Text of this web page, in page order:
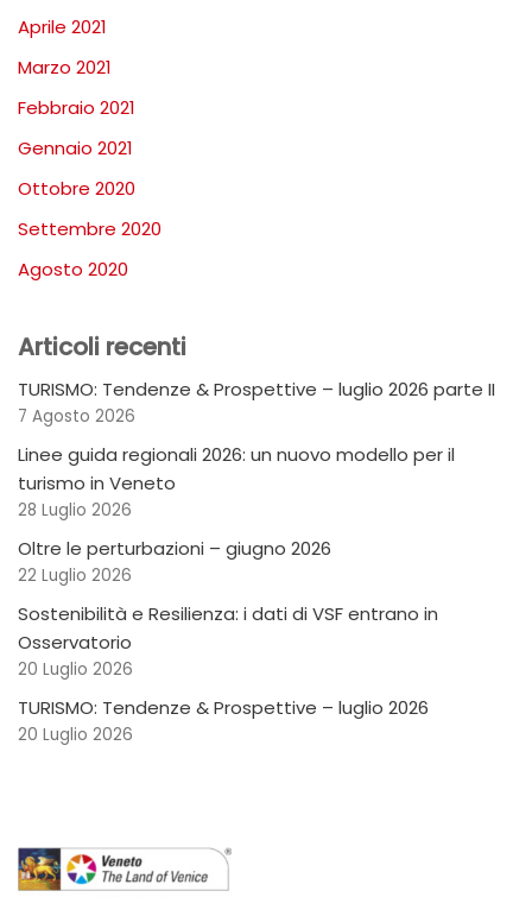
Aprile 2021
Marzo 2021
Febbraio 2021
Gennaio 2021
Ottobre 2020
Settembre 2020
Agosto 2020
Articoli recenti
TURISMO: Tendenze & Prospettive – luglio 2026 parte II
7 Agosto 2026
Linee guida regionali 2026: un nuovo modello per il
turismo in Veneto
28 Luglio 2026
Oltre le perturbazioni – giugno 2026
22 Luglio 2026
Sostenibilità e Resilienza: i dati di VSF entrano in
Osservatorio
20 Luglio 2026
TURISMO: Tendenze & Prospettive – luglio 2026
20 Luglio 2026